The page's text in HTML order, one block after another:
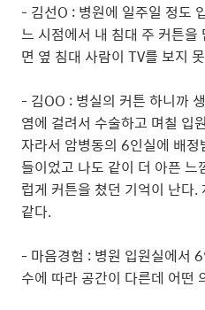
- 김선O : 병원에 일주일 정도
느 시점에서 내 침대 주 커튼
면 옆 침대 사람이 TV를 보지
- 김OO : 병실의 커튼 하니까
염에 걸려서 수술하고 며칠 입
자라서 암병동의 6인실에 배
들이었고 나도 같이 더 아픈
럽게 커튼을 쳤던 기억이 난다
같다.
- 마음경험 : 병원 입원실에서
수에 따라 공간이 다른데 어떤